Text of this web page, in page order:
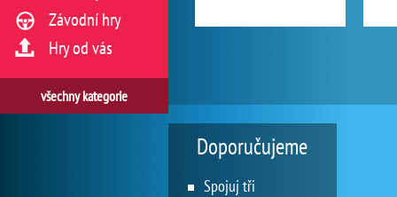
Závodní hry
Hry od vás
všechny kategorie
Doporučujeme
Spojuj tři